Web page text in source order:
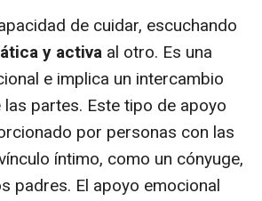
de cuidar, escuchando
y activa al otro. Es una
e implica un intercambio
partes. Este tipo de apoyo
por personas con las
íntimo, como un cónyuge,
padres. El apoyo emocional